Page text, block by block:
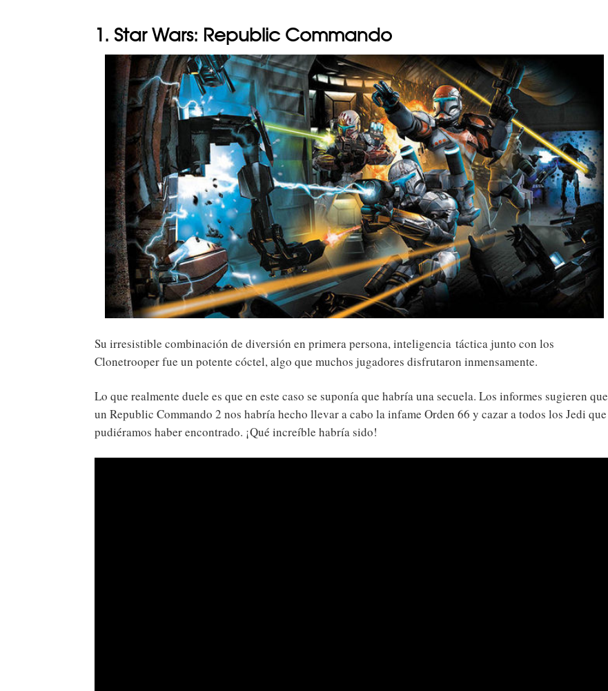
1. Star Wars: Republic Commando
Su irresistible combinación de diversión en primera persona, inteligencia táctica junto con los
Clonetrooper fue un potente cóctel, algo que muchos jugadores disfrutaron inmensamente.
Lo que realmente duele es que en este caso se suponía que habría una secuela. Los informes sugieren que
un Republic Commando 2 nos habría hecho llevar a cabo la infame Orden 66 y cazar a todos los Jedi que
pudiéramos haber encontrado. ¡Qué increíble habría sido!